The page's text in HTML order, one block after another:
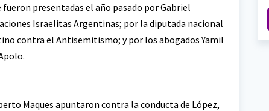
presentadas el año pasado por Gabriel
Israelitas Argentinas; por la diputada nacional
contra el Antisemitismo; y por los abogados Yamil
Maques apuntaron contra la conducta de López,